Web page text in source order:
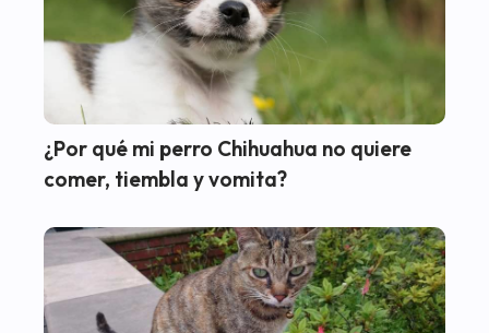
¿Por qué mi perro Chihuahua no quiere
comer, tiembla y vomita?